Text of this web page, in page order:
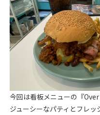
今回は看板メニューの『
ジューシーなパティとフレ